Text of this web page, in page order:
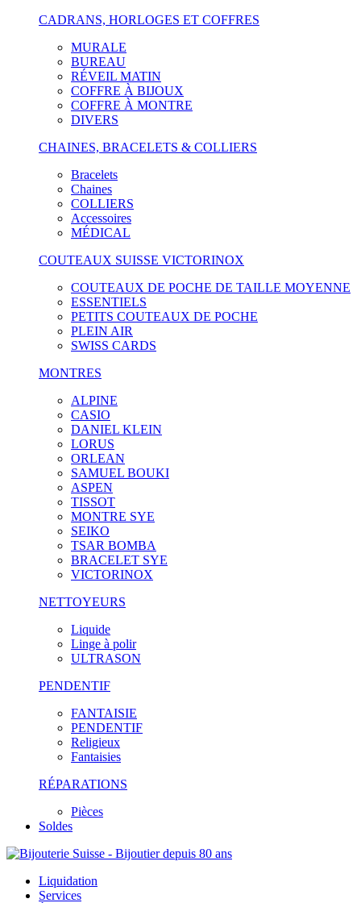
CADRANS, HORLOGES ET COFFRES
MURALE
BUREAU
RÉVEIL MATIN
COFFRE À BIJOUX
COFFRE À MONTRE
DIVERS
CHAINES, BRACELETS & COLLIERS
Bracelets
Chaines
COLLIERS
Accessoires
MÉDICAL
COUTEAUX SUISSE VICTORINOX
COUTEAUX DE POCHE DE TAILLE MOYENNE
ESSENTIELS
PETITS COUTEAUX DE POCHE
PLEIN AIR
SWISS CARDS
MONTRES
ALPINE
CASIO
DANIEL KLEIN
LORUS
ORLEAN
SAMUEL BOUKI
ASPEN
TISSOT
MONTRE SYE
SEIKO
TSAR BOMBA
BRACELET SYE
VICTORINOX
NETTOYEURS
Liquide
Linge à polir
ULTRASON
PENDENTIF
FANTAISIE
PENDENTIF
Religieux
Fantaisies
RÉPARATIONS
Pièces
Soldes
Liquidation
Services